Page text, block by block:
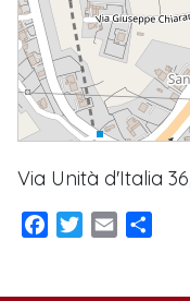
Via Unità d'Italia
Facebook
TwitterEmail